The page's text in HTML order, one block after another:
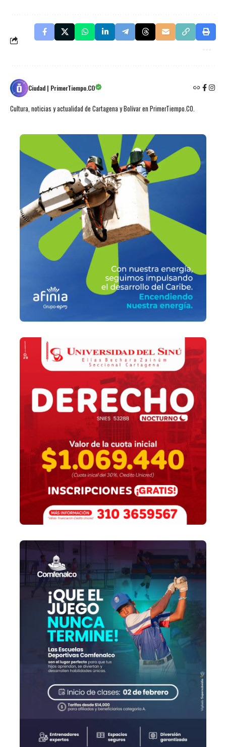
Ciudad | PrimerTiempo.CO
Cultura, noticias y actualidad de Cartagena y Bolívar en PrimerTiempo.CO.